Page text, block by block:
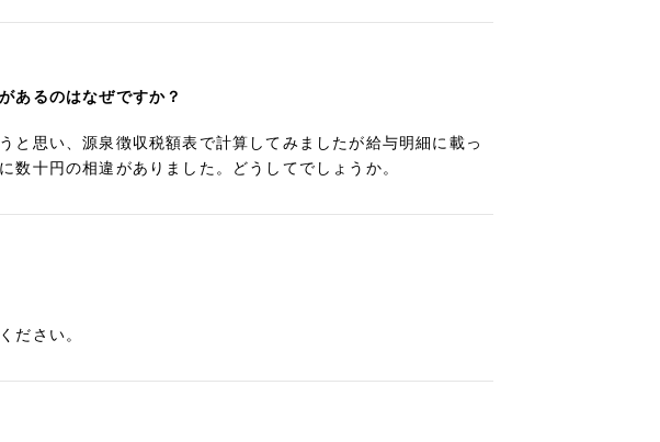
あるのはなぜですか？
と思い、源泉徴収税額表で計算してみましたが給与明細に載っ
数十円の相違がありました。どうしてでしょうか。
ださい。